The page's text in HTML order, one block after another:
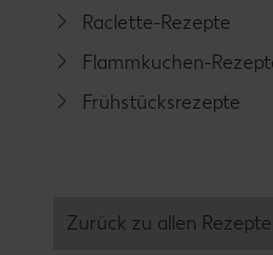
Raclette-Rezepte
Flammkuchen-
Frühstücksrezepte
Zurück zu allen